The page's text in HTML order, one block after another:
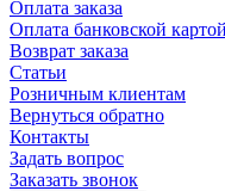
Оплата заказа
Оплата банковской
Возврат заказа
Статьи
Розничным клиентам
Вернуться обратно
Контакты
Задать вопрос
Заказать звонок